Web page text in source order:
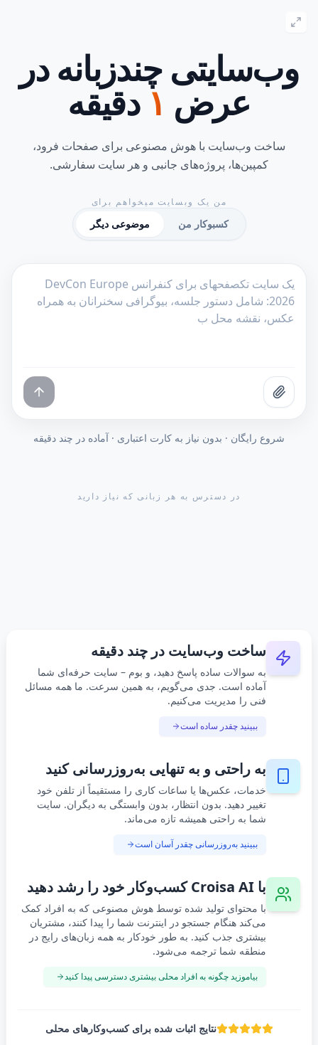
وب‌سایتی چندزبانه در
عرض ۱ دقیقه
ساخت وب‌سایت با هوش مصنوعی برای صفحات فرود،
کمپین‌ها، پروژه‌های جانبی و هر سایت سفارشی.
من یک وبسایت میخواهم برای
کسبوکار من موضوعی دیگر
شروع رایگان · بدون نیاز به کارت اعتباری · آماده در چند دقیقه
در دسترس به هر زبانی که نیاز دارید
ساخت وب‌سایت در چند دقیقه
به سوالات ساده پاسخ دهید، و بوم – سایت حرفه‌ای شما
آماده است. جدی می‌گویم، به همین سرعت. ما همه مسائل
فنی را مدیریت می‌کنیم.
ببینید چقدر ساده است
به راحتی و به تنهایی به‌روزرسانی کنید
خدمات، عکس‌ها یا ساعات کاری را مستقیماً از تلفن خود
تغییر دهید. بدون انتظار، بدون وابستگی به دیگران. سایت
شما به راحتی همیشه تازه می‌ماند.
ببینید به‌روزرسانی چقدر آسان است
با Croisa AI کسب‌وکار خود را رشد دهید
با محتوای تولید شده توسط هوش مصنوعی که به افراد کمک
می‌کند هنگام جستجو در اینترنت شما را پیدا کنند، مشتریان
بیشتری جذب کنید. به طور خودکار به همه زبان‌های رایج در
منطقه شما ترجمه می‌شود.
بیاموزید چگونه به افراد محلی بیشتری دسترسی پیدا کنید
نتایج اثبات شده برای کسب‌وکارهای محلی